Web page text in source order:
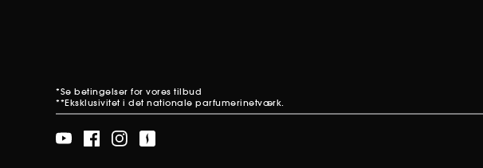
*Se betingelser for vores tilbud
**Eksklusivitet i det nationale parfumerinetværk.